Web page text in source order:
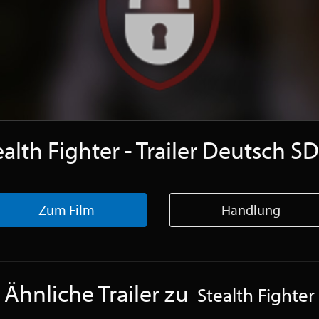
Fighter - Trailer Deutsch
Zum Film Handlung
Ähnliche Trailer zu Stealth Fighter